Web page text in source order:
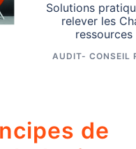
Solutions
relever les
ressources
AUDIT- CONSEIL
de